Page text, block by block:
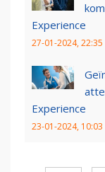
Experience
27-01-2024, 22:35
Experience
23-01-2024, 10:03